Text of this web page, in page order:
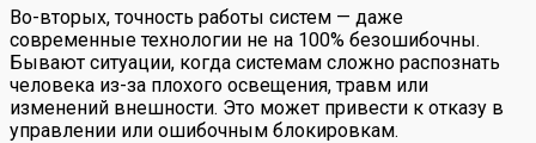
Во-вторых, точность работы систем — даже
современные технологии не на 100% безошибочны.
Бывают ситуации, когда системам сложно распознать
человека из-за плохого освещения, травм или
изменений внешности. Это может привести к отказу в
управлении или ошибочным блокировкам.